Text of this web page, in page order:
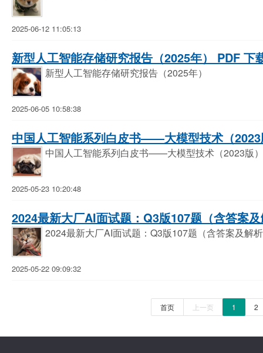
2025-06-12 11:05:13
新型人工智能存储研究报告（2025年） PDF 下
新型人工智能存储研究报告（2025年）
2025-06-05 10:58:38
中国人工智能系列白皮书——大模型技术（2023
中国人工智能系列白皮书——大模型技术（2023版）
2025-05-23 10:20:48
2024最新大厂AI面试题：Q3版107题（含答案
2024最新大厂AI面试题：Q3版107题（含答案及解
2025-05-22 09:09:32
首页 上一页 1 2